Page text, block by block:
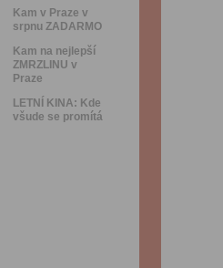
Kam v Praze v
srpnu ZADARMO
Kam na nejlepší
ZMRZLINU v
Praze
LETNÍ KINA: Kde
všude se promítá